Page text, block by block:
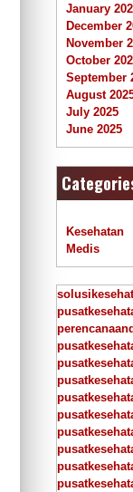
January
December
November
October
September
August
July 2025
June 2025
Kesehatan
Medis